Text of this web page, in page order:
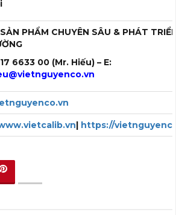
PHẨM CHUYÊN SÂU & PHÁT
6633 00 (Mr. Hiếu) – E:
@vietnguyenco.vn
https://